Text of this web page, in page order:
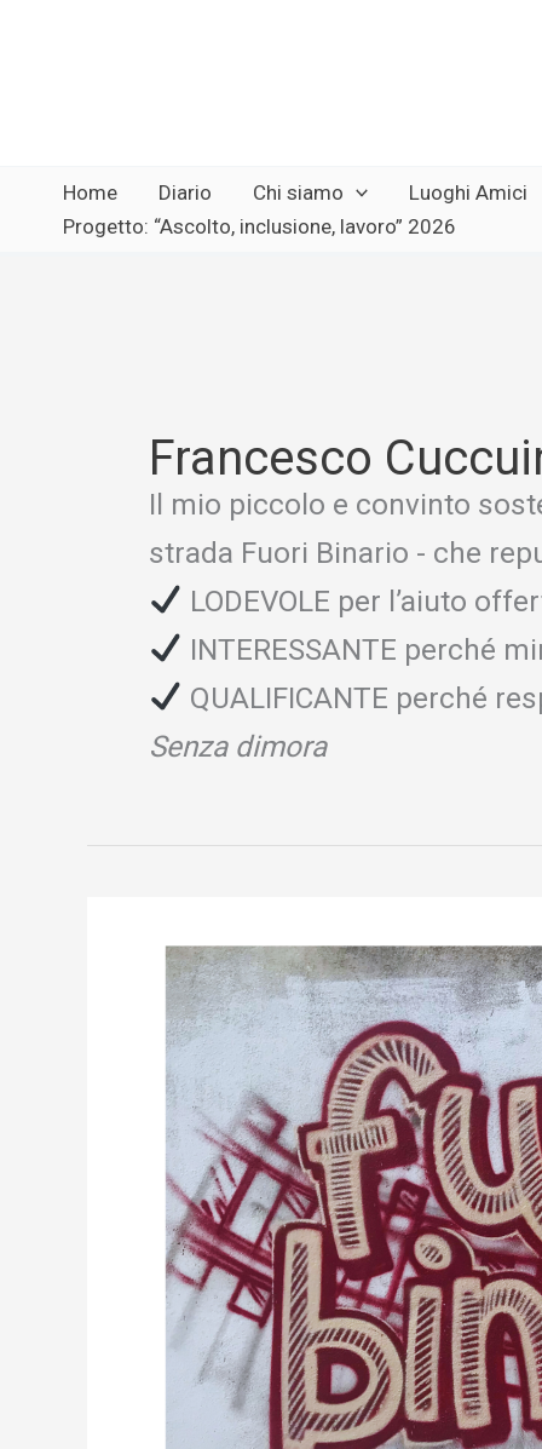
Home Diario Chi siamo Luoghi Amici
Progetto: “Ascolto, inclusione, lavoro” 2026
Francesco
Il mio piccolo e convinto
strada Fuori Binario - che
LODEVOLE per l’aiuto
INTERESSANTE perché
QUALIFICANTE perché
Senza dimora